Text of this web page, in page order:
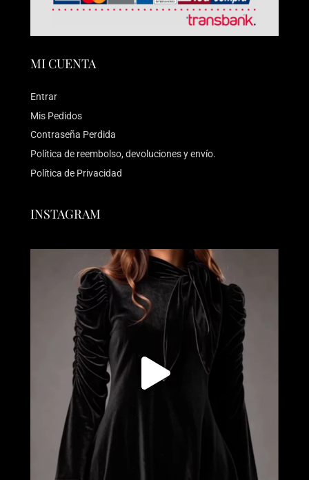
MI CUENTA
Entrar
Mis Pedidos
Contraseña Perdida
Política de reembolso, devoluciones y envío.
Política de Privacidad
INSTAGRAM